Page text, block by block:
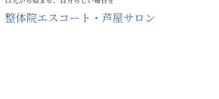
整体院エスコート・芦屋サロン